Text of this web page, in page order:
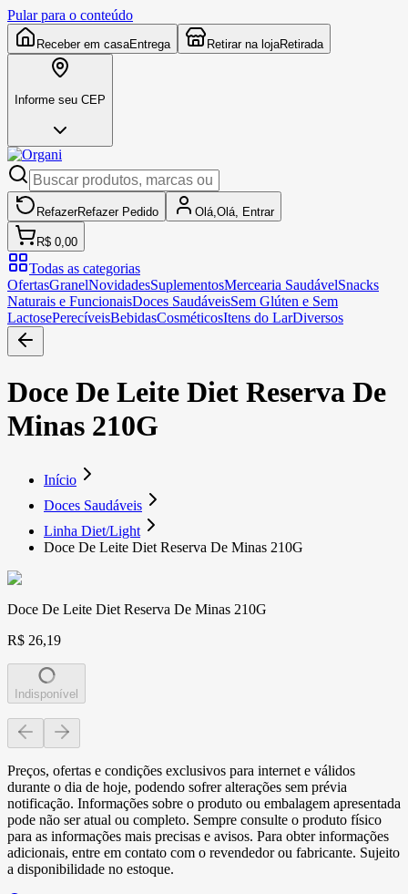
Pular para o conteúdo
Receber em casaEntrega Retirar na lojaRetirada
Informe seu CEP
RefazerRefazer Pedido Olá, Olá, Entrar
R$ 0,00
Todas as categorias
OfertasGranelNovidadesSuplementosMercearia SaudávelSnacks
Naturais e FuncionaisDoces SaudáveisSem Glúten e Sem
LactosePerecíveisBebidasCosméticosItens do LarDiversos
Doce De Leite Diet Reserva De
Minas 210G
Início
Doces Saudáveis
Linha Diet/Light
Doce De Leite Diet Reserva De Minas 210G
Doce De Leite Diet Reserva De Minas 210G
R$ 26,19
Indisponível
Preços, ofertas e condições exclusivos para internet e válidos
durante o dia de hoje, podendo sofrer alterações sem prévia
notificação. Informações sobre o produto ou embalagem apresentada
pode não ser atual ou completo. Sempre consulte o produto físico
para as informações mais precisas e avisos. Para obter informações
adicionais, entre em contato com o revendedor ou fabricante. Sujeito
a disponibilidade no estoque.